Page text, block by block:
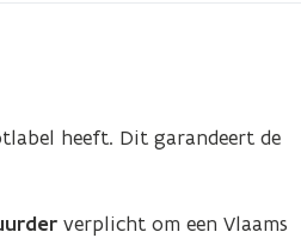
heeft. Dit garandeert de
verplicht om een Vlaams